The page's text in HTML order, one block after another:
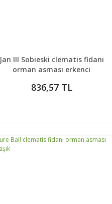
DETAYLAR GELİNCE HABER VER
Jan III Sobieski clematis fidanı
orman asması erkenci
836,57 TL